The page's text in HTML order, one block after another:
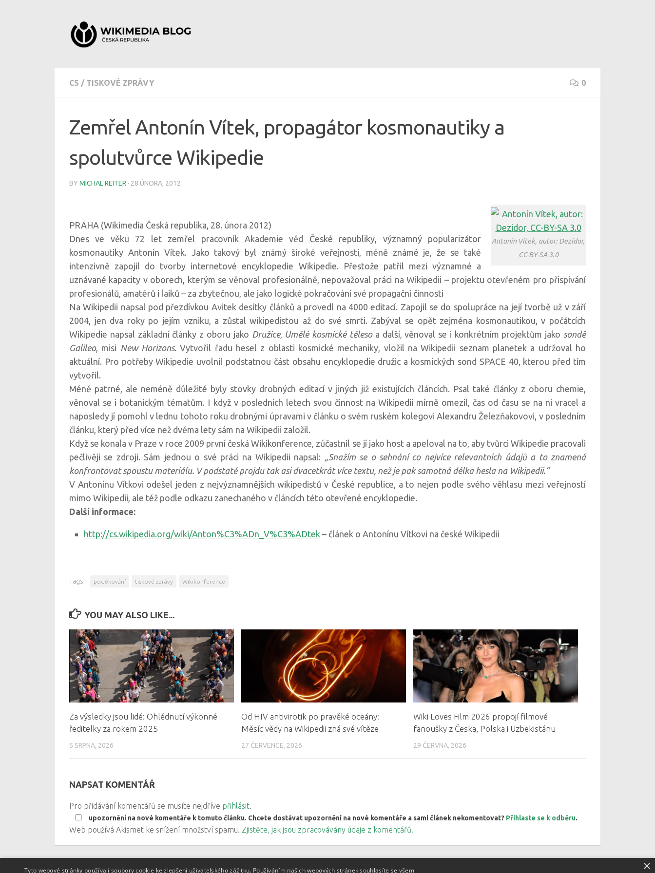
CS / TISKOVÉ ZPRÁVY 0
Zemřel Antonín Vítek, propagátor kosmonautiky a
spolutvůrce Wikipedie
BY MICHAL REITER · 28 ÚNORA, 2012
Antonín Vítek, autor: Dezidor,
CC-BY-SA 3.0
PRAHA (Wikimedia Česká republika, 28. února 2012)
Dnes ve věku 72 let zemřel pracovník Akademie věd České republiky, významný popularizátor
kosmonautiky Antonín Vítek. Jako takový byl známý široké veřejnosti, méně známé je, že se také
intenzivně zapojil do tvorby internetové encyklopedie Wikipedie. Přestože patřil mezi významné a
uznávané kapacity v oborech, kterým se věnoval profesionálně, nepovažoval práci na Wikipedii – projektu otevřeném pro přispívání
profesionálů, amatérů i laiků – za zbytečnou, ale jako logické pokračování své propagační činnosti
Na Wikipedii napsal pod přezdívkou Avitek desítky článků a provedl na 4000 editací. Zapojil se do spolupráce na její tvorbě už v září
2004, jen dva roky po jejím vzniku, a zůstal wikipedistou až do své smrti. Zabýval se opět zejména kosmonautikou, v počátcích
Wikipedie napsal základní články z oboru jako Družice, Umělé kosmické tělesoa další, věnoval se i konkrétním projektům jako sondě
Galileo, misi New Horizons. Vytvořil řadu hesel z oblasti kosmické mechaniky, vložil na Wikipedii seznam planetek a udržoval ho
aktuální. Pro potřeby Wikipedie uvolnil podstatnou část obsahu encyklopedie družic a kosmických sond SPACE 40, kterou před tím
vytvořil.
Méně patrné, ale neméně důležité byly stovky drobných editací v jiných již existujících článcích. Psal také články z oboru chemie,
věnoval se i botanickým tématům. I když v posledních letech svou činnost na Wikipedii mírně omezil, čas od času se na ni vracel a
naposledy jí pomohl v lednu tohoto roku drobnými úpravami v článku o svém ruském kolegovi Alexandru Železňakovovi, v posledním
článku, který před více než dvěma lety sám na Wikipedii založil.
Když se konala v Praze v roce 2009 první česká Wikikonference, zúčastnil se jí jako host a apeloval na to, aby tvůrci Wikipedie pracovali
pečlivěji se zdroji. Sám jednou o své práci na Wikipedii napsal:
„Snažím se o sehnání co nejvíce relevantních údajů a to znamená
konfrontovat spoustu materiálu. V podstatě projdu tak asi dvacetkrát více textu, než je pak samotná délka hesla na Wikipedii.“
V Antonínu Vítkovi odešel jeden z nejvýznamnějších wikipedistů v České republice, a to nejen podle svého věhlasu mezi veřejností
mimo Wikipedii, ale též podle odkazu zanechaného v článcích této otevřené encyklopedie.
Další informace:
http://cs.wikipedia.org/wiki/Anton%C3%ADn_V%C3%ADtek – článek o Antonínu Vítkovi na české Wikipedii
Tags: poděkování tiskové zprávy Wikikonference
YOU MAY ALSO LIKE...
Za výsledky jsou lidé: Ohlédnutí výkonné
ředitelky za rokem 2025
5 SRPNA, 2026
Od HIV antivirotik po pravěké oceány:
Měsíc vědy na Wikipedii zná své vítěze
27 ČERVENCE, 2026
Wiki Loves Film 2026 propojí filmové
fanoušky z Česka, Polska i Uzbekistánu
29 ČERVNA, 2026
NAPSAT KOMENTÁŘ
Pro přidávání komentářů se musíte nejdříve přihlásit.
upozornění na nové komentáře k tomuto článku. Chcete dostávat upozornění na nové komentáře a sami článek nekomentovat? Přihlaste se k odběru.
Web používá Akismet ke snížení množství spamu. Zjistěte, jak jsou zpracovávány údaje z komentářů.
×
Tyto webové stránky používají soubory cookie ke zlepšení uživatelského zážitku. Používáním našich webových stránek souhlasíte se všemi